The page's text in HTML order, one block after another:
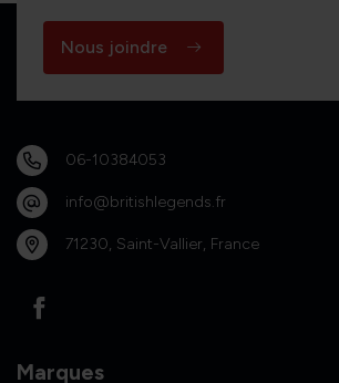
Nous joindre
06-10384053
info@britishlegends.fr
71230, Saint-Vallier, France
Marques